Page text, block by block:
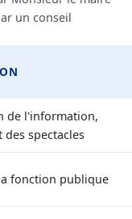
un conseil
de l'information,
des spectacles
fonction publique